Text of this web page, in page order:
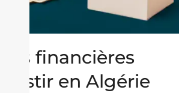
financières
en Algérie